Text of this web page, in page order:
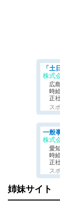
株式
広
時
正
ス
株式
愛
時
正
ス
姉妹サイト